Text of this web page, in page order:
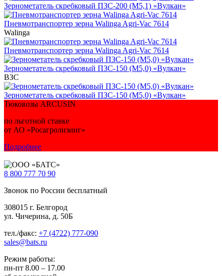
Зернометатель скребковый ПЗС-200 (М5,1) «Вулкан»
Пневмотранспортер зерна Walinga Agri-Vac 7614
Walinga
Пневмотранспортер зерна Walinga Agri-Vac 7614
Зернометатель скребковый ПЗС-150 (М5,0) «Вулкан»
ВЗС
Зернометатель скребковый ПЗС-150 (М5,0) «Вулкан»
Тюковозы ARCUSIN
по льготной ставке
от АО «Росагролизинг»
Подробнее
8 800 777 70 90
Звонок по России бесплатный
308015 г. Белгород
ул. Чичерина, д. 50Б
тел./факс: +7 (4722) 777-090
sales@bats.ru
Режим работы:
пн-пт 8.00 – 17.00